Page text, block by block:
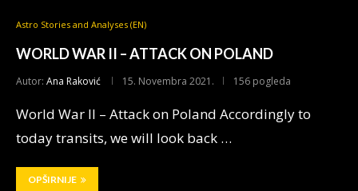
Astro Stories and Analyses (EN)
WORLD WAR II – ATTACK ON POLAND
Autor: Ana Raković 15. Novembra 2021. 156 pogleda
World War II – Attack on Poland Accordingly to
today transits, we will look back …
OPŠIRNIJE